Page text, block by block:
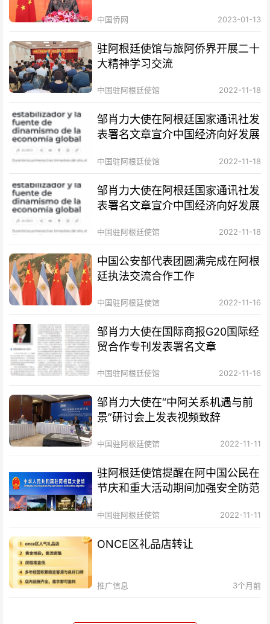
中国侨网 2023-01-13
驻阿根廷使馆与旅阿侨界开展二十
大精神学习交流
中国驻阿根廷使馆 2022-11-18
邹肖力大使在阿根廷国家通讯社发
表署名文章宣介中国经济向好发展
中国驻阿根廷使馆 2022-11-18
邹肖力大使在阿根廷国家通讯社发
表署名文章宣介中国经济向好发展
中国驻阿根廷使馆 2022-11-18
中国公安部代表团圆满完成在阿根
廷执法交流合作工作
中国驻阿根廷使馆 2022-11-16
邹肖力大使在国际商报G20国际经
贸合作专刊发表署名文章
中国驻阿根廷使馆 2022-11-16
邹肖力大使在“中阿关系机遇与前
景”研讨会上发表视频致辞
中国驻阿根廷使馆 2022-11-11
驻阿根廷使馆提醒在阿中国公民在
节庆和重大活动期间加强安全防范
中国驻阿根廷使馆 2022-11-11
ONCE区礼品店转让
推广信息 3个月前